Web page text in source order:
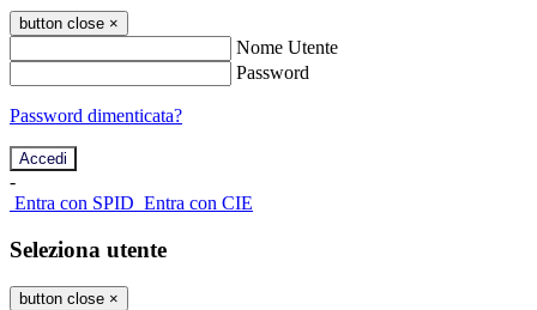
button close ×
Nome Utente
Password
Password dimenticata?
-
Entra con SPID Entra con CIE
Seleziona utente
button close ×